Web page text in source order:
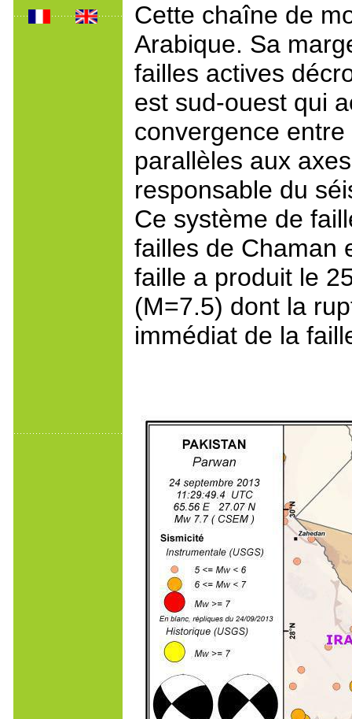
Cette chaîne de
Arabique. Sa
failles actives
est sud-ouest qui
convergence entre
parallèles aux
responsable du
Ce système de
failles de Chaman
faille a produit le
(M=7.5) dont la
immédiat de la